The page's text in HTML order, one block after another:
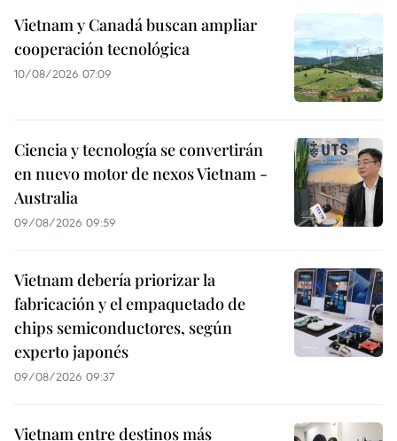
Vietnam y Canadá buscan ampliar
cooperación tecnológica
10/08/2026 07:09
Ciencia y tecnología se convertirán
en nuevo motor de nexos Vietnam -
Australia
09/08/2026 09:59
Vietnam debería priorizar la
fabricación y el empaquetado de
chips semiconductores, según
experto japonés
09/08/2026 09:37
Vietnam entre destinos más